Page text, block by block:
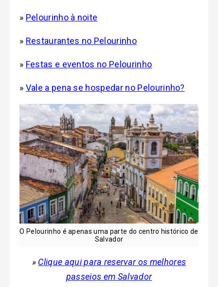
» Pelourinho à noite
» Restaurantes no Pelourinho
» Festas e eventos no Pelourinho
» Vale a pena se hospedar no Pelourinho?
O Pelourinho é apenas uma parte do centro histórico de
Salvador
» Clique aqui para reservar os melhores
passeios em Salvador